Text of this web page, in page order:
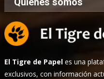
El Tigre de Papel es una
exclusivos, con información